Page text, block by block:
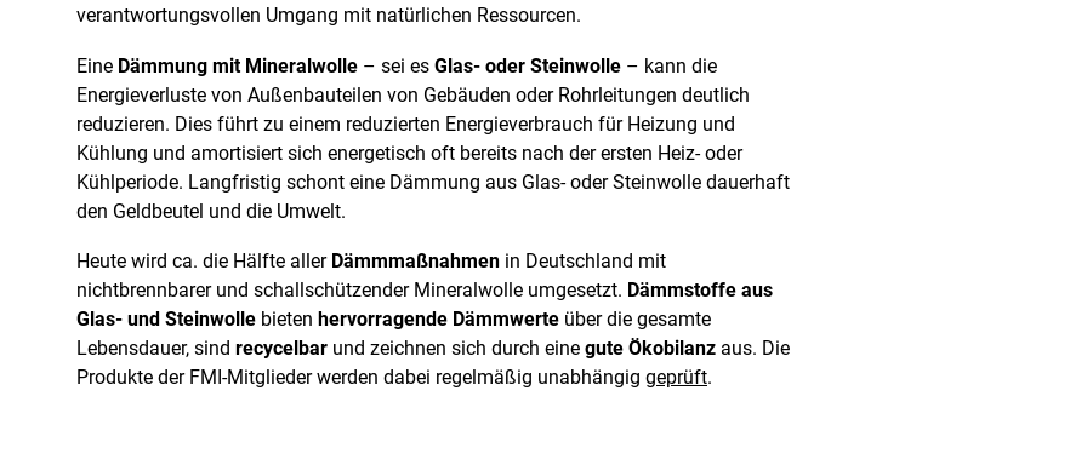
verantwortungsvollen Umgang mit natürlichen Ressourcen.
Eine Dämmung mit Mineralwolle – sei es Glas- oder Steinwolle – kann die
Energieverluste von Außenbauteilen von Gebäuden oder Rohrleitungen deutlich
reduzieren. Dies führt zu einem reduzierten Energieverbrauch für Heizung und
Kühlung und amortisiert sich energetisch oft bereits nach der ersten Heiz- oder
Kühlperiode. Langfristig schont eine Dämmung aus Glas- oder Steinwolle dauerhaft
den Geldbeutel und die Umwelt.
Heute wird ca. die Hälfte aller Dämmmaßnahmen in Deutschland mit
nichtbrennbarer und schallschützender Mineralwolle umgesetzt. Dämmstoffe aus
Glas- und Steinwolle bieten hervorragende Dämmwerte über die gesamte
Lebensdauer, sind recycelbar und zeichnen sich durch eine gute Ökobilanz aus. Die
Produkte der FMI-Mitglieder werden dabei regelmäßig unabhängig geprüft.